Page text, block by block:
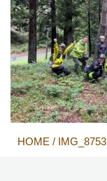
HOME / IMG_8753